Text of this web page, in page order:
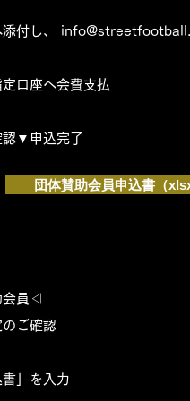
付し、
口座へ会費支払
認▼申込完了
団体賛助会員申込書（
会員◁
ご確認
書」を入力